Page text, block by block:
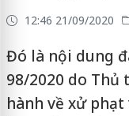
12:46 21/09/2020
Đó là nội dung
98/2020 do Thủ
hành về xử